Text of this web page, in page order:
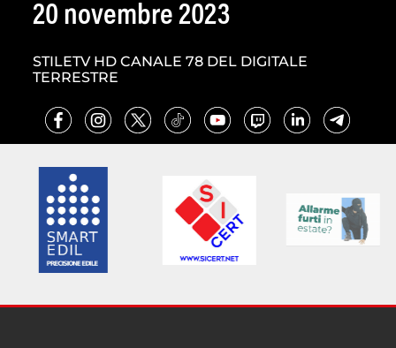
20 novembre 2023
STILETV HD CANALE 78 DEL DIGITALE
TERRESTRE